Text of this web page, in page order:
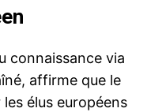
connaissance via
affirme que le
élus européens